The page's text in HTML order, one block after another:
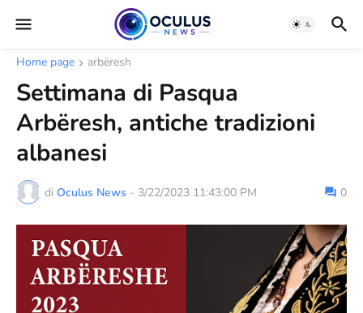
Home page arbëresh
Settimana di Pasqua
Arbëresh, antiche tradizioni
albanesi
di Oculus News - 3/22/2023 11:43:00 PM 0